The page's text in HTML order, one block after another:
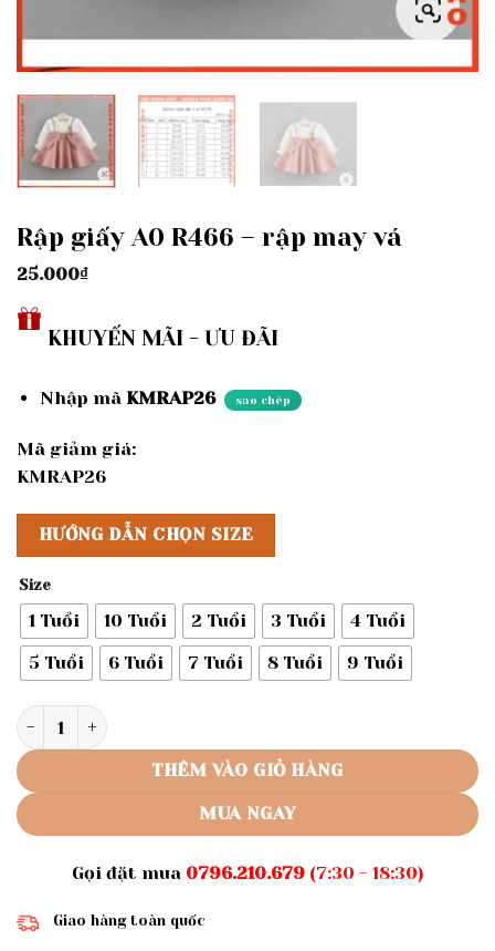
Rập giấy A0 R466 – rập may vá
25.000₫
KHUYẾN MÃI - ƯU ĐÃI
Nhập mã KMRAP26 sao chép
Mã giảm giá:
KMRAP26
HƯỚNG DẪN CHỌN SIZE
Size
1 Tuổi 10 Tuổi 2 Tuổi 3 Tuổi
4 Tuổi
5 Tuổi
6 Tuổi 7 Tuổi 8 Tuổi 9 Tuổi
Rập giấy A0 R466 - rập may vá số lượng
THÊM VÀO GIỎ HÀNG
MUA NGAY
Gọi đặt mua 0796.210.679(7:30 - 18:30)
Giao hàng toàn quốc